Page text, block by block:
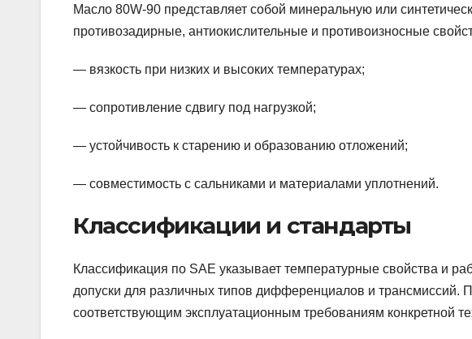
Масло 80W-90 представляет собой минеральную или
противозадирные, антиокислительные и противоизносные
— вязкость при низких и высоких температурах;
— сопротивление сдвигу под нагрузкой;
— устойчивость к старению и образованию отложений;
— совместимость с сальниками и материалами уплотнений.
Классификации и стандарты
Классификация по SAE указывает температурные свойства и
допуски для различных типов дифференциалов и трансмиссий.
соответствующим эксплуатационным требованиям конкретной